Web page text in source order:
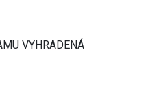
VYHRADENÁ